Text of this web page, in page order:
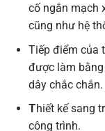
cố ngắn mạch
cũng như hệ
Tiếp điểm của
được làm
dây chắc chắn.
Thiết kế sang
công trình.